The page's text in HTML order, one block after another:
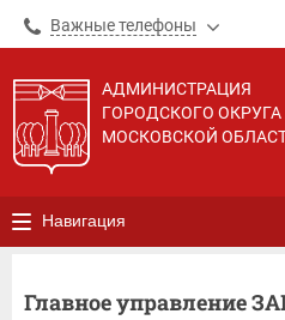
Важные телефоны
АДМИНИСТРАЦИЯ
ГОРОДСКОГО
МОСКОВСКОЙ
Навигация
Главное управление